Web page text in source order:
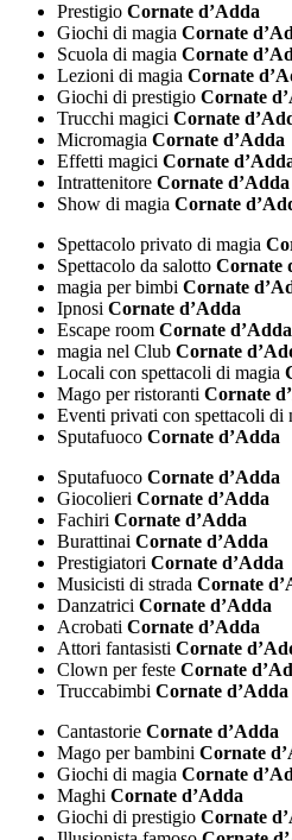
Prestigio Cornate d’Adda
Giochi di magia Cornate
Scuola di magia Cornate
Lezioni di magia Cornate
Giochi di prestigio Cornate
Trucchi magici Cornate
Micromagia Cornate d’Adda
Effetti magici Cornate
Intrattenitore Cornate d’Adda
Show di magia Cornate
Spettacolo privato di magia
Spettacolo da salotto Cornate
magia per bimbi Cornate
Ipnosi Cornate d’Adda
Escape room Cornate d’Adda
magia nel Club Cornate
Locali con spettacoli di magia
Mago per ristoranti Cornate
Eventi privati con spettacoli di
Sputafuoco Cornate d’Adda
Sputafuoco Cornate d’Adda
Giocolieri Cornate d’Adda
Fachiri Cornate d’Adda
Burattinai Cornate d’Adda
Prestigiatori Cornate d’Adda
Musicisti di strada Cornate
Danzatrici Cornate d’Adda
Acrobati Cornate d’Adda
Attori fantasisti Cornate
Clown per feste Cornate
Truccabimbi Cornate d’Adda
Cantastorie Cornate d’Adda
Mago per bambini Cornate
Giochi di magia Cornate
Maghi Cornate d’Adda
Giochi di prestigio Cornate